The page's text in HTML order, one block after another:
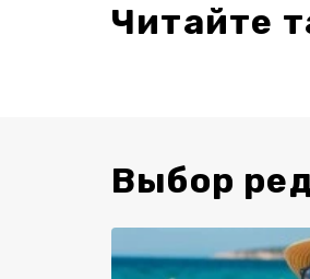
Читайте
Выбор